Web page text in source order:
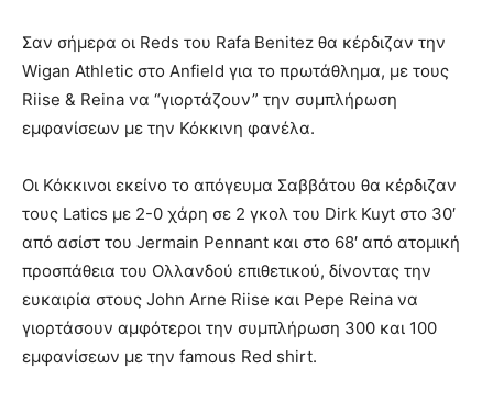
Σαν σήμερα οι Reds του Rafa Benitez θα κέρδιζαν την
Wigan Athletic στο Anfield για το πρωτάθλημα, με τους
Riise & Reina να “γιορτάζουν” την συμπλήρωση
εμφανίσεων με την Κόκκινη φανέλα.
Οι Κόκκινοι εκείνο το απόγευμα Σαββάτου θα κέρδιζαν
τους Latics με 2-0 χάρη σε 2 γκολ του Dirk Kuyt στο 30′
από ασίστ του Jermain Pennant και στο 68′ από ατομική
προσπάθεια του Ολλανδού επιθετικού, δίνοντας την
ευκαιρία στους John Arne Riise και Pepe Reina να
γιορτάσουν αμφότεροι την συμπλήρωση 300 και 100
εμφανίσεων με την famous Red shirt.